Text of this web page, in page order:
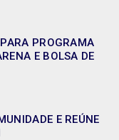
PROGRAMA
E BOLSA DE
E REÚNE